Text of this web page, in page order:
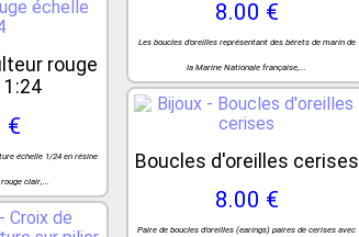
rouge
1:24
€
échelle 1/24 en résine
clair,...
8.00 €
Les boucles d'oreilles représentant des bérets de marin de
la Marine Nationale française,...
Boucles d'oreilles cerises
8.00 €
Paire de boucles d'oreilles (earings) paires de cerises avec